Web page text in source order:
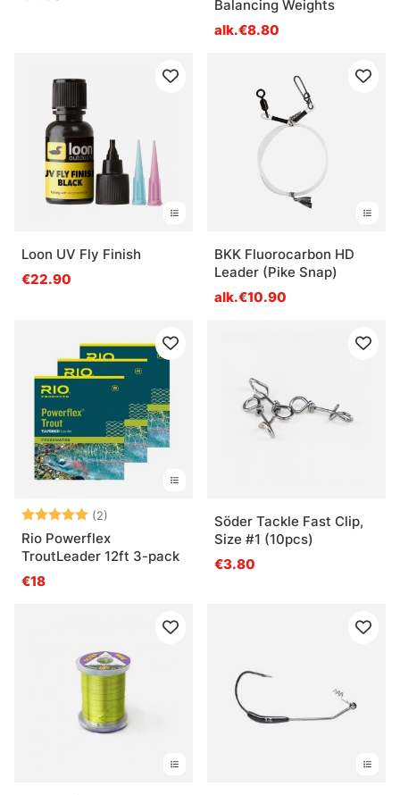
Balancing Weights
alk.€8.80
Loon UV Fly Finish
€22.90
BKK Fluorocarbon HD
Leader (Pike Snap)
alk.€10.90
Arvio: (2)
5.0 5:sta tähdestä
Rio Powerflex
TroutLeader 12ft 3-pack
€18
Söder Tackle Fast Clip,
Size #1 (10pcs)
€3.80